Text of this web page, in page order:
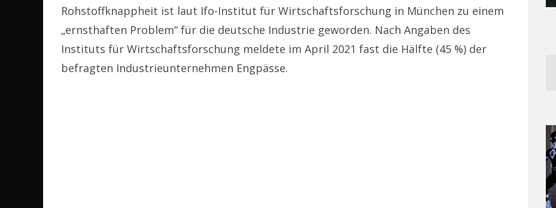
Rohstoffknappheit ist laut Ifo-Institut für Wirtschaftsforschung in München zu einem
„ernsthaften Problem“ für die deutsche Industrie geworden. Nach Angaben des
Instituts für Wirtschaftsforschung meldete im April 2021 fast die Hälfte (45 %) der
befragten Industrieunternehmen Engpässe.